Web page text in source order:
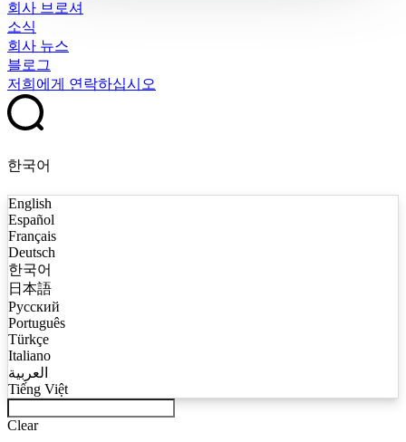
회사 브로셔
소식
회사 뉴스
블로그
저희에게 연락하십시오
한국어
English
Español
Français
Deutsch
한국어
日本語
Русский
Português
Türkçe
Italiano
العربية
Tiếng Việt
Clear